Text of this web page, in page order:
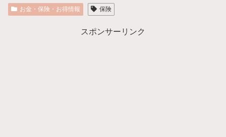
お金・保険・お得情報 保険
スポンサーリンク